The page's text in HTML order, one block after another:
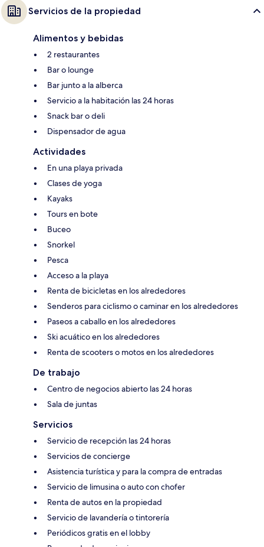
Servicios de la propiedad
Alimentos y bebidas
2 restaurantes
Bar o lounge
Bar junto a la alberca
Servicio a la habitación las 24 horas
Snack bar o deli
Dispensador de agua
Actividades
En una playa privada
Clases de yoga
Kayaks
Tours en bote
Buceo
Snorkel
Pesca
Acceso a la playa
Renta de bicicletas en los alrededores
Senderos para ciclismo o caminar en los alrededores
Paseos a caballo en los alrededores
Ski acuático en los alrededores
Renta de scooters o motos en los alrededores
De trabajo
Centro de negocios abierto las 24 horas
Sala de juntas
Servicios
Servicio de recepción las 24 horas
Servicios de concierge
Asistencia turística y para la compra de entradas
Servicio de limusina o auto con chofer
Renta de autos en la propiedad
Servicio de lavandería o tintorería
Periódicos gratis en el lobby